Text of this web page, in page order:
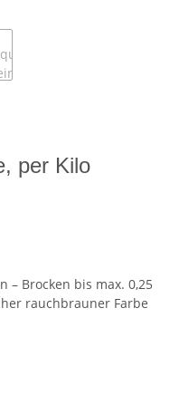
per Kilo
– Brocken bis max. 0,25
rauchbrauner Farbe